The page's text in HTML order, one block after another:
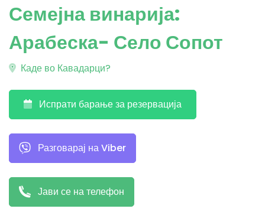
Семејна винарија:
Арабеска- Село Сопот
Каде во Кавадарци?
Испрати барање за резервација
Разговарај на Viber
Јави се на телефон